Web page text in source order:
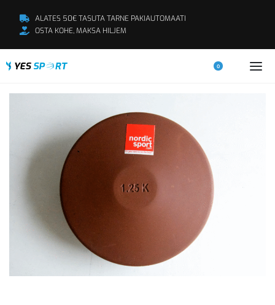
ALATES 50€ TASUTA TARNE PAKIAUTOMAATI
OSTA KOHE, MAKSA HILJEM
0